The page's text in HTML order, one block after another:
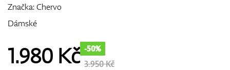
Značka:Chervo
Dámské
1.980 Kč -50%
3.950 Kč